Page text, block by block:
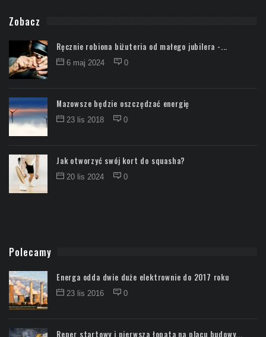
Zobacz
Ręcznie robiona biżuteria od małego jubilera -...
6 maj 2024 0
Mazowsze będzie oszczędzać energię
23 lis 2018 0
Jak otworzyć swój kort do squasha?
20 lis 2024 0
Polecamy
Energa odda dwie duże elektrownie do 2017 roku
23 lis 2016 0
Reper startowy i pierwsza łopata na placu budowy...